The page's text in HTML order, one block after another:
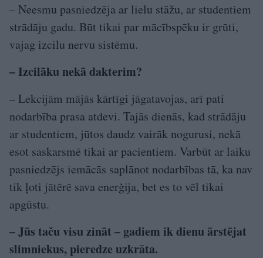
– Neesmu pasniedzēja ar lielu stāžu, ar studentiem
strādāju gadu. Būt tikai par mācībspēku ir grūti,
vajag izcilu nervu sistēmu.
– Izcilāku nekā dakterim?
– Lekcijām mājās kārtīgi jāgatavojas, arī pati
nodarbība prasa atdevi. Tajās dienās, kad strādāju
ar studentiem, jūtos daudz vairāk nogurusi, nekā
esot saskarsmē tikai ar pacientiem. Varbūt ar laiku
pasniedzējs iemācās saplānot nodarbības tā, ka nav
tik ļoti jātērē sava enerģija, bet es to vēl tikai
apgūstu.
– Jūs taču visu zināt – gadiem ik dienu ārstējat
slimniekus, pieredze uzkrāta.